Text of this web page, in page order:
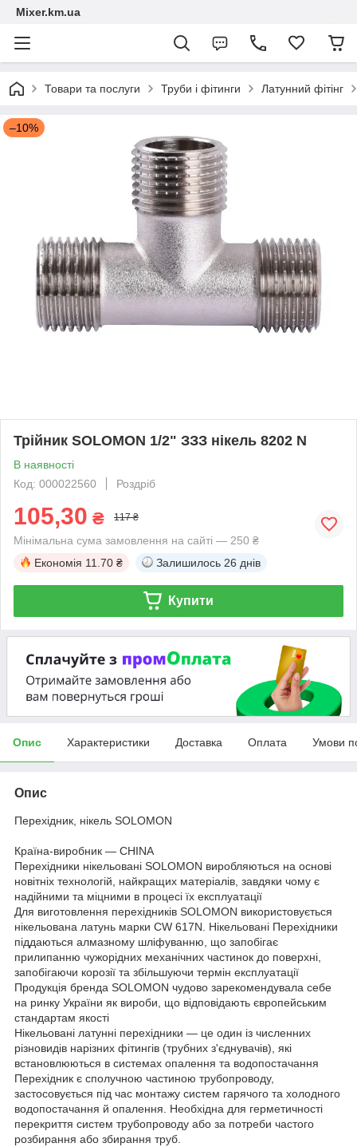
Mixer.km.ua
Товари та послуги Труби і фітинги Латунний фітінг
–10%
Трійник SOLOMON 1/2" ЗЗЗ нікель 8202 N
В наявності
Код: 000022560
Роздріб
105,30 ₴ 117 ₴
Мінімальна сума замовлення на сайті — 250 ₴
Економія 11.70 ₴ Залишилось 26 днів
Купити
Опис Характеристики Доставка Оплата Умови
Опис
Перехідник, нікель SOLOMON
Країна-виробник — CHINA
Перехідники нікельовані SOLOMON виробляються на основі
новітніх технологій, найкращих матеріалів, завдяки чому є
надійними та міцними в процесі їх експлуатації
Для виготовлення перехідників SOLOMON використовується
нікельована латунь марки CW 617N. Нікельовані Перехідники
піддаються алмазному шліфуванню, що запобігає
прилипанню чужорідних механічних частинок до поверхні,
запобігаючи корозії та збільшуючи термін експлуатації
Продукція бренда SOLOMON чудово зарекомендувала себе
на ринку України як вироби, що відповідають європейським
стандартам якості
Нікельовані латунні перехідники — це один із численних
різновидів нарізних фітингів (трубних з'єднувачів), які
встановлюються в системах опалення та водопостачання
Перехідник є сполучною частиною трубопроводу,
застосовується під час монтажу систем гарячого та холодного
водопостачання й опалення. Необхідна для герметичності
перекриття систем трубопроводу або за потреби частого
розбирання або збирання труб.